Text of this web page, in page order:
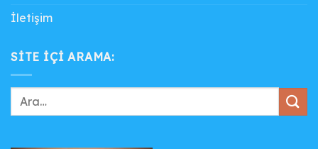
İletişim
SITE IÇI ARAMA: